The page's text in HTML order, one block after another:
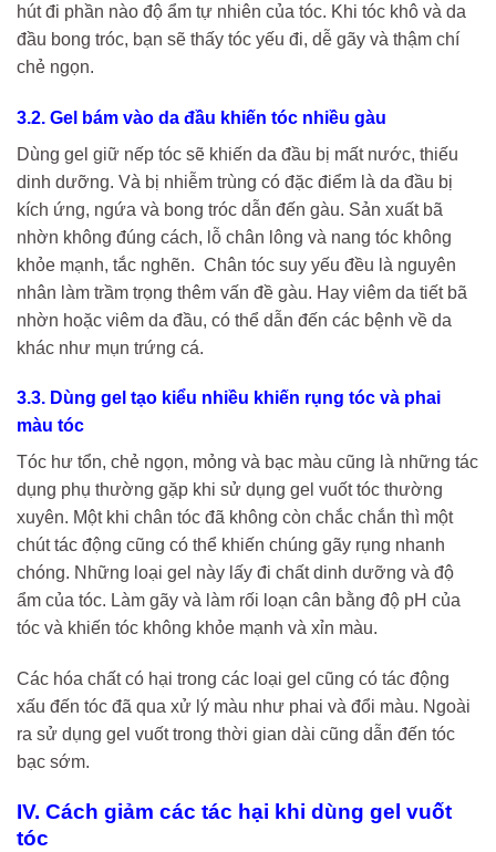
hút đi phần nào độ ẩm tự nhiên của tóc. Khi tóc khô và da
đầu bong tróc, bạn sẽ thấy tóc yếu đi, dễ gãy và thậm chí
chẻ ngọn.
3.2. Gel bám vào da đầu khiến tóc nhiều gàu
Dùng gel giữ nếp tóc sẽ khiến da đầu bị mất nước, thiếu
dinh dưỡng. Và bị nhiễm trùng có đặc điểm là da đầu bị
kích ứng, ngứa và bong tróc dẫn đến gàu. Sản xuất bã
nhờn không đúng cách, lỗ chân lông và nang tóc không
khỏe mạnh, tắc nghẽn. Chân tóc suy yếu đều là nguyên
nhân làm trầm trọng thêm vấn đề gàu. Hay viêm da tiết bã
nhờn hoặc viêm da đầu, có thể dẫn đến các bệnh về da
khác như mụn trứng cá.
3.3. Dùng gel tạo kiểu nhiều khiến rụng tóc và phai
màu tóc
Tóc hư tổn, chẻ ngọn, mỏng và bạc màu cũng là những tác
dụng phụ thường gặp khi sử dụng gel vuốt tóc thường
xuyên. Một khi chân tóc đã không còn chắc chắn thì một
chút tác động cũng có thể khiến chúng gãy rụng nhanh
chóng. Những loại gel này lấy đi chất dinh dưỡng và độ
ẩm của tóc. Làm gãy và làm rối loạn cân bằng độ pH của
tóc và khiến tóc không khỏe mạnh và xỉn màu.
Các hóa chất có hại trong các loại gel cũng có tác động
xấu đến tóc đã qua xử lý màu như phai và đổi màu. Ngoài
ra sử dụng gel vuốt trong thời gian dài cũng dẫn đến tóc
bạc sớm.
IV. Cách giảm các tác hại khi dùng gel vuốt
tóc